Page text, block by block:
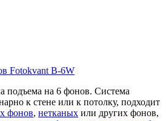
Fotokvant B-6W
подъема на 6 фонов. Система
к стене или к потолку, подходит
фонов, нетканых или других фонов,